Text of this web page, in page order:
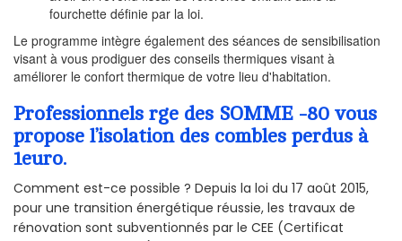
fourchette définie par la loi.
Le programme intègre également des séances de sensibilisation
visant à vous prodiguer des conseils thermiques visant à
améliorer le confort thermique de votre lieu d'habitation.
Professionnels rge des SOMME -80 vous
propose l’isolation des combles perdus à
1euro.
Comment est-ce possible ? Depuis la loi du 17 août 2015,
pour une transition énergétique réussie, les travaux de
rénovation sont subventionnés par le CEE (Certificat